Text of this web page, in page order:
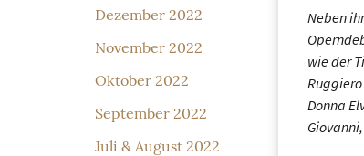
Dezember 2022
November 2022
Oktober 2022
September 2022
Juli & August 2022
Neben
wie der
Donna